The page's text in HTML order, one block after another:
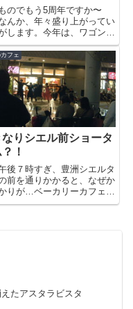
のでもう5周年ですか〜
んか、年々盛り上がってい
します。今年は、ワゴンカ
こ焼きやさんや花屋さんが
ていました。なんか、賑や
いいですね。
フェ
なりシエル前ショータ
！
後７時すぎ、豊洲シエルタ
前を通りかかると、なぜか
りが…ベーカリーカフェの
メル前で歌っている人達の
たアスタラビスタ